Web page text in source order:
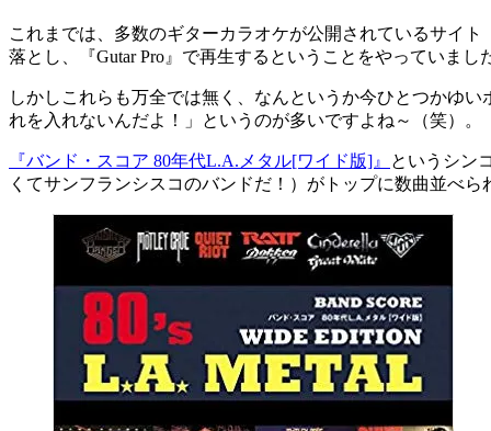
これまでは、多数のギターカラオケが公開されているサイト
落とし、『Gutar Pro』で再生するということをやっていまし
しかしこれらも万全では無く、なんというか今ひとつかゆ
れを入れないんだよ！」というのが多いですよね～（笑）。
『バンド・スコア 80年代L.A.メタル[ワイド版]』
というシン
くてサンフランシスコのバンドだ！）がトップに数曲並べ